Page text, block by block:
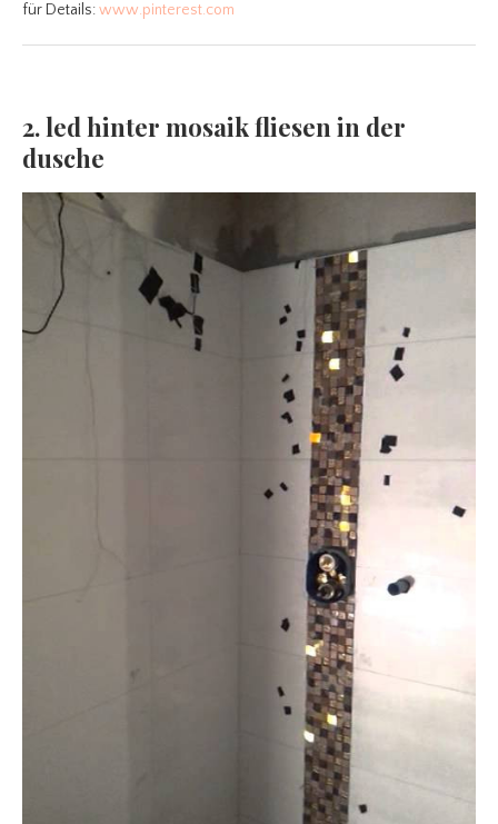
für Details:www.pinterest.com
2. led hinter mosaik fliesen in der
dusche